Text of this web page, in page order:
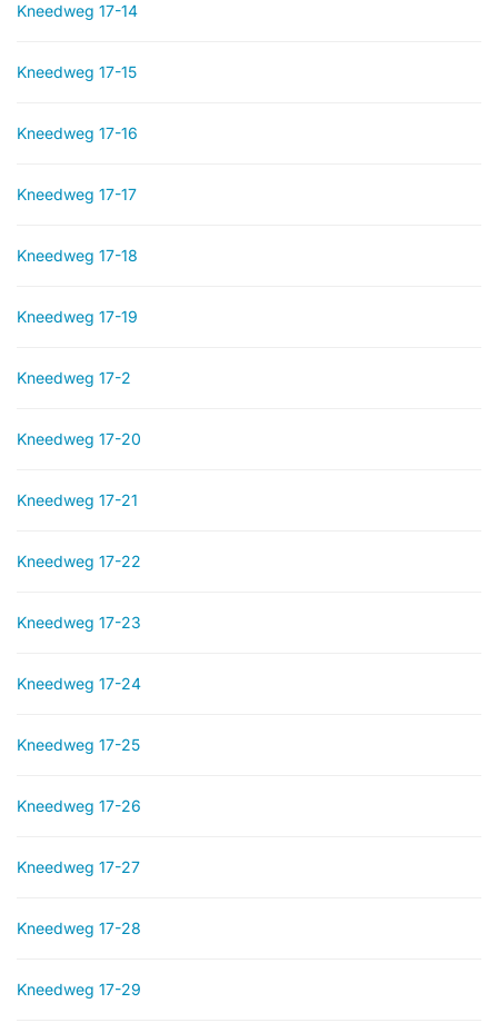
Kneedweg 17-14
Kneedweg 17-15
Kneedweg 17-16
Kneedweg 17-17
Kneedweg 17-18
Kneedweg 17-19
Kneedweg 17-2
Kneedweg 17-20
Kneedweg 17-21
Kneedweg 17-22
Kneedweg 17-23
Kneedweg 17-24
Kneedweg 17-25
Kneedweg 17-26
Kneedweg 17-27
Kneedweg 17-28
Kneedweg 17-29